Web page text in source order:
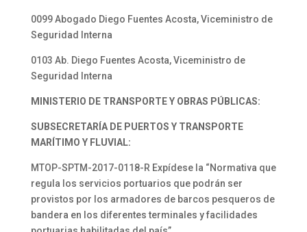
0099 Abogado Diego Fuentes Acosta, Viceministro de
Seguridad Interna
0103 Ab. Diego Fuentes Acosta, Viceministro de
Seguridad Interna
MINISTERIO DE TRANSPORTE Y OBRAS PÚBLICAS:
SUBSECRETARÍA DE PUERTOS Y TRANSPORTE
MARÍTIMO Y FLUVIAL:
MTOP-SPTM-2017-0118-R Expídese la “Normativa que
regula los servicios portuarios que podrán ser
provistos por los armadores de barcos pesqueros de
bandera en los diferentes terminales y facilidades